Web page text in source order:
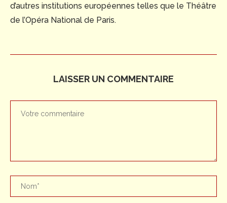
d’autres institutions européennes telles que le Théâtre
de l’Opéra National de Paris.
LAISSER UN COMMENTAIRE